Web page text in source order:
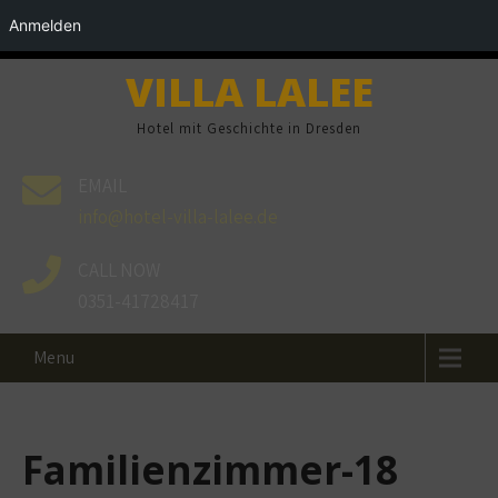
Anmelden
VILLA LALEE
Hotel mit Geschichte in Dresden
Menu
Familienzimmer-18